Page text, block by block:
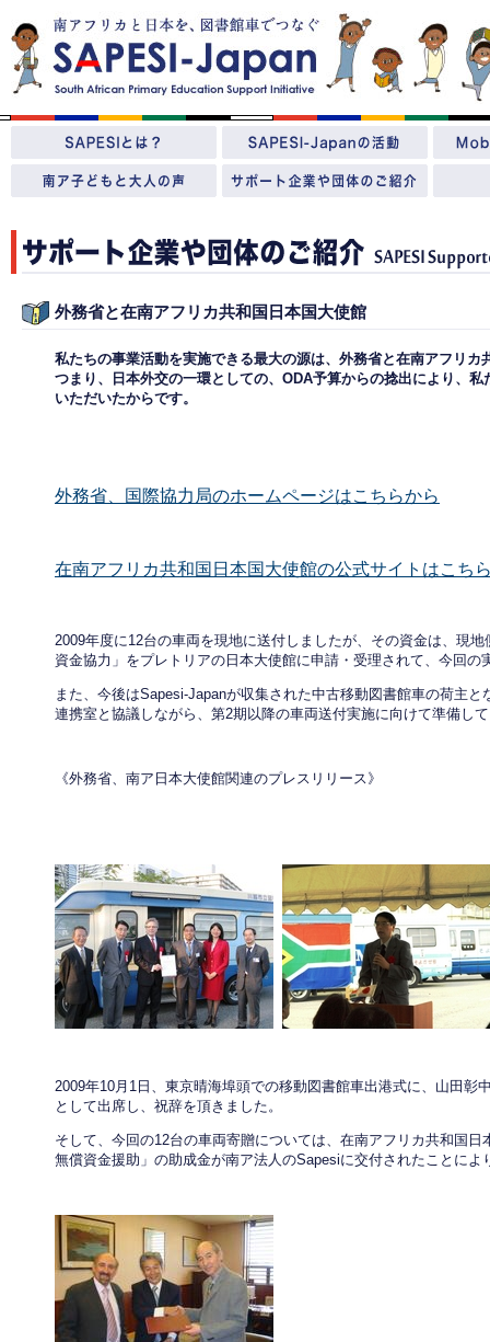
外務省と在南アフリカ共和国日本国大使館
私たちの事業活動を実施できる最大の源は、外務省と在南アフリ
つまり、日本外交の一環としての、ODA予算からの捻出により、
いただいたからです。
外務省、国際協力局のホームページはこちらから
在南アフリカ共和国日本国大使館の公式サイトはこち
2009年度に12台の車両を現地に送付しましたが、その資金は、現
資金協力」をプレトリアの日本大使館に申請・受理されて、今回の
また、今後はSapesi-Japanが収集された中古移動図書館車の荷主
連携室と協議しながら、第2期以降の車両送付実施に向けて準備し
《外務省、南ア日本大使館関連のプレスリリース》
2009年10月1日、東京晴海埠頭での移動図書館車出港式に、山田彰
として出席し、祝辞を頂きました。
そして、今回の12台の車両寄贈については、在南アフリカ共和国
無償資金援助」の助成金が南ア法人のSapesiに交付されたことによ